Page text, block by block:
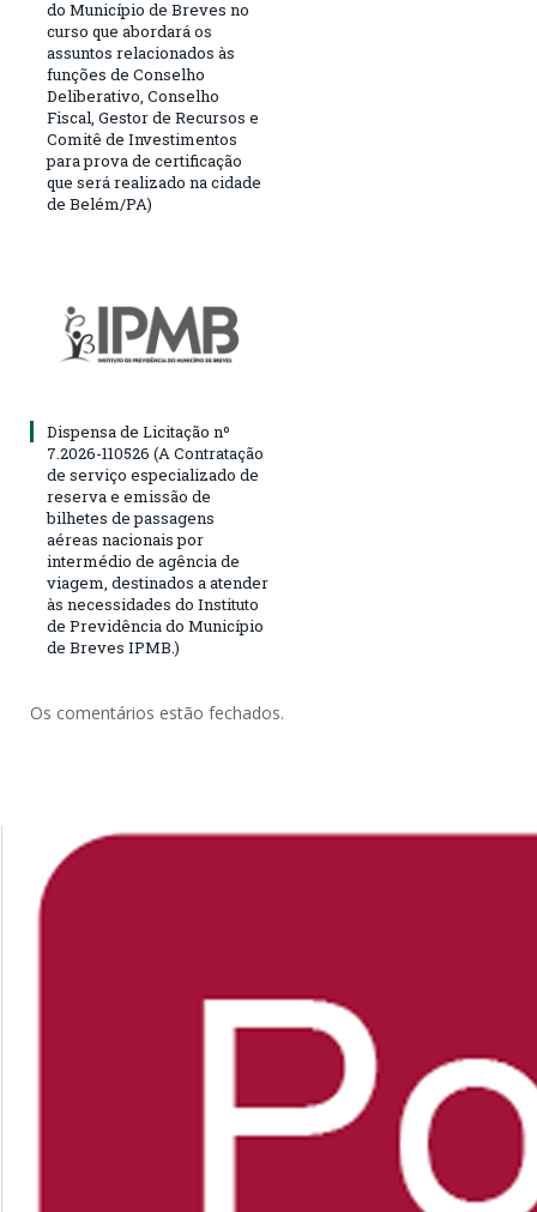
do Município de Breves no
curso que abordará os
assuntos relacionados às
funções de Conselho
Deliberativo, Conselho
Fiscal, Gestor de Recursos e
Comitê de Investimentos
para prova de certificação
que será realizado na cidade
de Belém/PA)
Dispensa de Licitação nº
7.2026-110526 (A Contratação
de serviço especializado de
reserva e emissão de
bilhetes de passagens
aéreas nacionais por
intermédio de agência de
viagem, destinados a atender
às necessidades do Instituto
de Previdência do Município
de Breves IPMB.)
Os comentários estão fechados.